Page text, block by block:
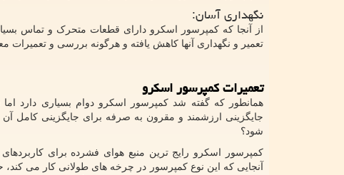
نگهداری آسان:
از آنجا که کمپرسور اسکرو دارای قطعات متحرک و تماس
تعمیر و نگهداری آنها کاهش یافته و هرگونه بررسی و
تعمیرات کمپرسور اسکرو
همانطور که گفته شد کمپرسور اسکرو دوام بسیاری دارد
جایگزینی ارزشمند و مقرون به صرفه برای جایگزینی کامل
شود؟
کمپرسور اسکرو رایج ترین منبع هوای فشرده برای
آنجایی که این نوع کمپرسور در چرخه های طولانی کار می